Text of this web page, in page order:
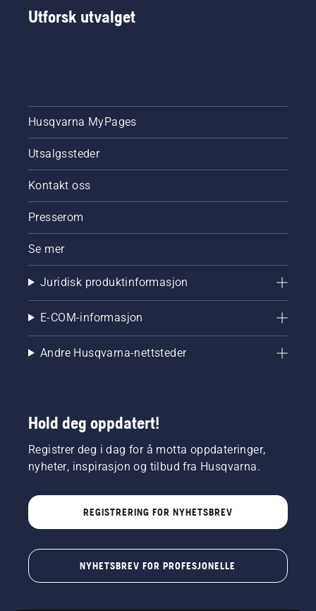
Utforsk utvalget
Husqvarna MyPages
Utsalgssteder
Kontakt oss
Presserom
Se mer
Juridisk produktinformasjon
E-COM-informasjon
Andre Husqvarna-nettsteder
Hold deg oppdatert!
Registrer deg i dag for å motta oppdateringer,
nyheter, inspirasjon og tilbud fra Husqvarna.
REGISTRERING FOR NYHETSBREV
NYHETSBREV FOR PROFESJONELLE